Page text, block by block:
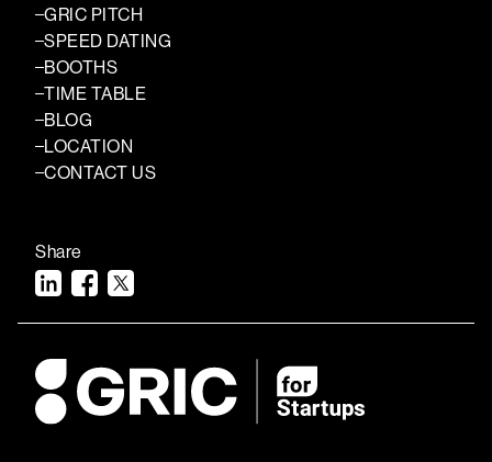
GRIC PITCH
SPEED DATING
BOOTHS
TIME TABLE
BLOG
LOCATION
CONTACT US
Share